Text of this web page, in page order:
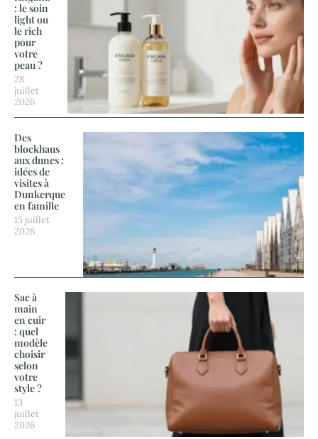
: le soin
light ou
le rich
pour
votre
peau ?
28
juillet
2026
Des
blockhaus
aux dunes :
idées de
visites à
Dunkerque
en famille
15 juillet
2026
Sac à
main
en cuir
: quel
modèle
choisir
selon
votre
style ?
13
juillet
2026